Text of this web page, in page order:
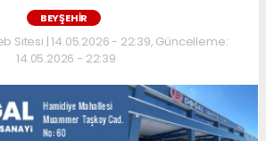
BEYŞEHIR
Sitesi | 14.05.2026 - 22:39, Güncelleme:
14.05.2026 - 22:39